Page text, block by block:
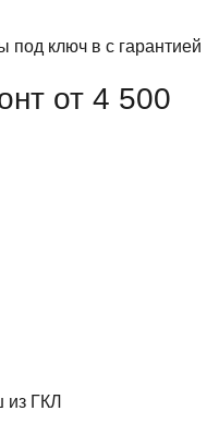
от 4 500
из ГКЛ